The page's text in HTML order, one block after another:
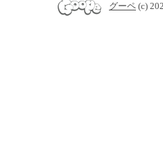
グーペ (c)